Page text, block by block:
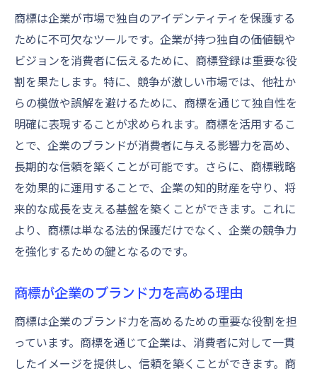
審査通過のための書類改善方法
商標法の最新動向とその影響
出願書類の見直しと修正のポイント
審査基準を満たすための実務的知識
商標使用法と対象地域明確化の必要性
商標使用の目的と方法を明確化する
対象地域に応じた商標展開戦略
地域特性を考慮した商標使用法
商標使用がビジネスに与える影響
対象地域での商標権の保護と維持
商標使用の効果測定とその改善法
商標登録における専門家の役割
専門家との連携で得られるメリット
複雑な手続きをスムーズに進めるための専
門家活用
商標は企業が市場で独自のアイデンティティを保護する
ために不可欠なツールです。企業が持つ独自の価値観や
ビジョンを消費者に伝えるために、商標登録は重要な役
割を果たします。特に、競争が激しい市場では、他社か
らの模倣や誤解を避けるために、商標を通じて独自性を
明確に表現することが求められます。商標を活用するこ
とで、企業のブランドが消費者に与える影響力を高め、
長期的な信頼を築くことが可能です。さらに、商標戦略
を効果的に運用することで、企業の知的財産を守り、将
来的な成長を支える基盤を築くことができます。これに
より、商標は単なる法的保護だけでなく、企業の競争力
を強化するための鍵となるのです。
商標が企業のブランド力を高める理由
商標は企業のブランド力を高めるための重要な役割を担
っています。商標を通じて企業は、消費者に対して一貫
したイメージを提供し、信頼を築くことができます。商